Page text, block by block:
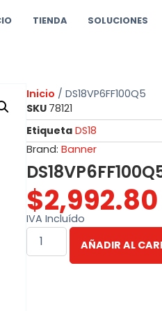
TIENDA SOLUCIONES
Inicio / DS18VP6FF100Q5
SKU 78121
Etiqueta DS18
Brand: Banner
$2,992.80
IVA Incluído
AÑADIR AL